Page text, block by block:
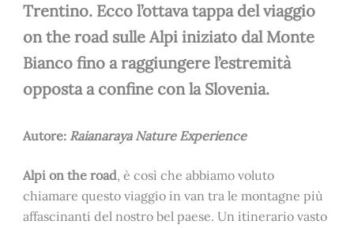
Trentino. Ecco l’ottava tappa del viaggio
on the road sulle Alpi iniziato dal Monte
Bianco fino a raggiungere l’estremità
opposta a confine con la Slovenia.
Autore: Raianaraya Nature Experience
Alpi on the road, è così che abbiamo voluto
chiamare questo viaggio in van tra le montagne più
affascinanti del nostro bel paese. Un itinerario vasto